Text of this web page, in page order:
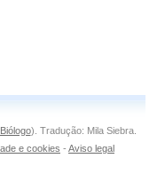
Biólogo). Tradução: Mila Siebra.
e cookies - Aviso legal